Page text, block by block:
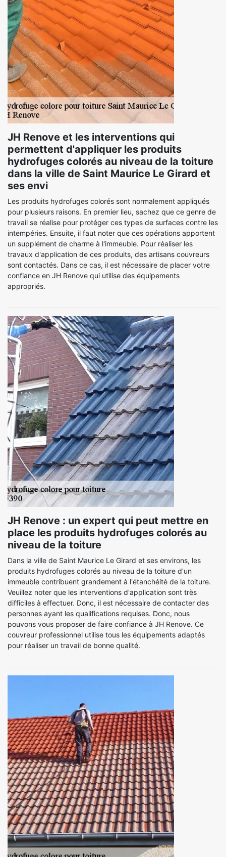
JH Renove et les interventions qui
permettent d'appliquer les produits
hydrofuges colorés au niveau de la toiture
dans la ville de Saint Maurice Le Girard et
ses envi
Les produits hydrofuges colorés sont normalement appliqués
pour plusieurs raisons. En premier lieu, sachez que ce genre de
travail se réalise pour protéger ces types de surfaces contre les
intempéries. Ensuite, il faut noter que ces opérations apportent
un supplément de charme à l'immeuble. Pour réaliser les
travaux d'application de ces produits, des artisans couvreurs
sont contactés. Dans ce cas, il est nécessaire de placer votre
confiance en JH Renove qui utilise des équipements
appropriés.
JH Renove : un expert qui peut mettre en
place les produits hydrofuges colorés au
niveau de la toiture
Dans la ville de Saint Maurice Le Girard et ses environs, les
produits hydrofuges colorés au niveau de la toiture d'un
immeuble contribuent grandement à l'étanchéité de la toiture.
Veuillez noter que les interventions d'application sont très
difficiles à effectuer. Donc, il est nécessaire de contacter des
personnes ayant les qualifications requises. Donc, nous
pouvons vous proposer de faire confiance à JH Renove. Ce
couvreur professionnel utilise tous les équipements adaptés
pour réaliser un travail de bonne qualité.